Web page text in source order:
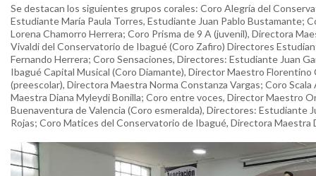
Se destacan los siguientes grupos corales: Coro Alegría del
Estudiante María Paula Torres, Estudiante Juan Pablo Bustamante;
Lorena Chamorro Herrera; Coro Prisma de 9 A (juvenil), Directora
Vivaldi del Conservatorio de Ibagué (Coro Zafiro) Directores
Fernando Herrera; Coro Sensaciones, Directores: Estudiante Juan
Ibagué Capital Musical (Coro Diamante), Director Maestro Florentino
(preescolar), Directora Maestra Norma Constanza Vargas; Coro
Maestra Diana Myleydi Bonilla; Coro entre voces, Director Maestro
Buenaventura de Valencia (Coro esmeralda), Directores: Estudiante
Rojas; Coro Matices del Conservatorio de Ibagué, Directora Maestra